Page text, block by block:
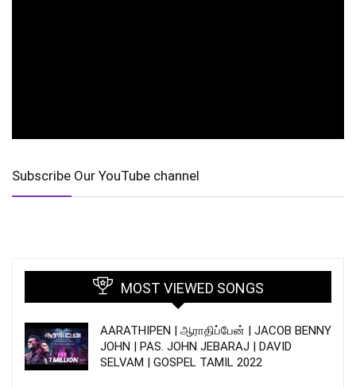
Subscribe Our YouTube channel
MOST VIEWED SONGS
AARATHIPEN | ஆராதிப்பேன் | JACOB BENNY
JOHN | PAS. JOHN JEBARAJ | DAVID
SELVAM | GOSPEL TAMIL 2022